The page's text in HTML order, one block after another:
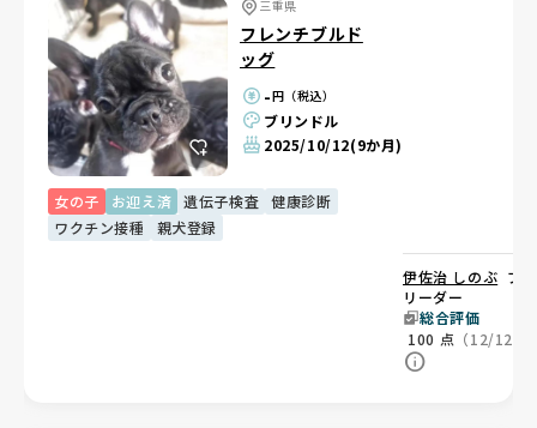
三重県
フレンチブルド
ッグ
-円（税込）
ブリンドル
2025/10/12(9か月)
女の子 お迎え済 遺伝子検査
健康診断
ワクチン接種
親犬登録
伊佐治 しのぶ ブ
リーダー
総合評価
100 点 （12/12）